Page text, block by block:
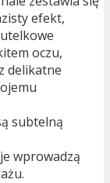
efekt,
oczu,
delikatne
subtelną
wprowadzą